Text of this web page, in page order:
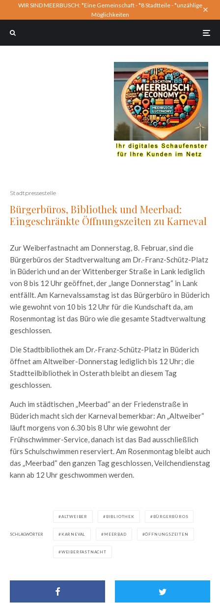
WIR SIND MEERBUSCH: *Eine Gemeinschaft - *8 Stadtteile - *unzählige
Möglichkeiten
Stadtpressestelle
Bürgerbüros, Bibliothek und Meerbad:
Eingeschränkte Öffnungszeiten zu Karneval
Zur Weiberfastnacht am Donnerstag, 8. Februar, sind die
Bürgerbüros der Stadtverwaltung am Dr.-Franz-Schütz-Platz
in Büderich und an der Wittenberger Straße in Lank lediglich
von 8 bis 12 Uhr geöffnet, der „lange Donnerstag“ in Lank
entfällt. Am Karnevalssamstag ist das Bürgerbüro in Büderich
wie gewohnt von 10 bis 12 Uhr für die Kundschaft da, am
Rosenmontag ist das Büro wie die gesamte Stadtverwaltung
geschlossen.
Die Stadtbibliothek am Dr.-Franz-Schütz-Platz in Büderich
öffnet am Altweiber-Donnerstag lediglich bis 12 Uhr; die
Stadtteilbibliothek in Osterath bleibt an diesem Tag
geschlossen.
Auch im städtischen „Meerbad“ an der Friedenstraße in
Büderich macht sich der Karneval bemerkbar: An „Altweiber“
läuft morgens von 6.30 bis 8 Uhr wie gewohnt der
Frühschwimmer-Service, danach ist das Bad ausschließlich
fürs Schulschwimmen reserviert. Am Rosenmontag bleibt auch
das „Meerbad“ den ganzen Tag geschlossen, Veilchendienstag
kann ab 12 Uhr geschwommen werden.
SCHLAGWÖRTER
ALTWEIBER BIBLIOTHEK BÜRGERBÜROS
KARNEVAL MEERBAD ÖFFNUNGSZEITEN
WEIBERFASTNACHT